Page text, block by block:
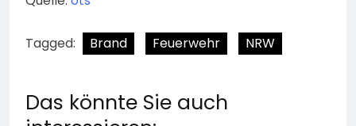
Tagged: Brand Feuerwehr NRW
Das könnte Sie auch